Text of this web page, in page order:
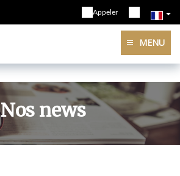
Appeler
MENU
Nos news